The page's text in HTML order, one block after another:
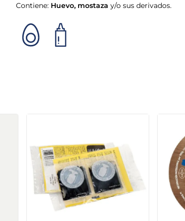
Contiene: Huevo, mostaza y/o sus derivados.